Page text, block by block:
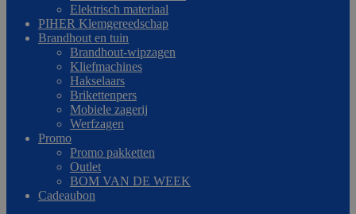
Elektrisch materiaal
PIHER Klemgereedschap
Brandhout en tuin
Brandhout-wipzagen
Kliefmachines
Hakselaars
Brikettenpers
Mobiele zagerij
Werfzagen
Promo
Promo pakketten
Outlet
BOM VAN DE WEEK
Cadeaubon